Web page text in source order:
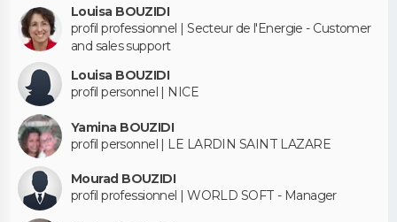
Louisa BOUZIDI
profil professionnel | Secteur de l'Energie - Customer
and sales support
Louisa BOUZIDI
profil personnel | NICE
Yamina BOUZIDI
profil personnel | LE LARDIN SAINT LAZARE
Mourad BOUZIDI
profil professionnel | WORLD SOFT - Manager